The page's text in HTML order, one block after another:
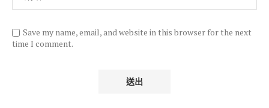
Save my name, email, and website in this browser for the next
time I comment.